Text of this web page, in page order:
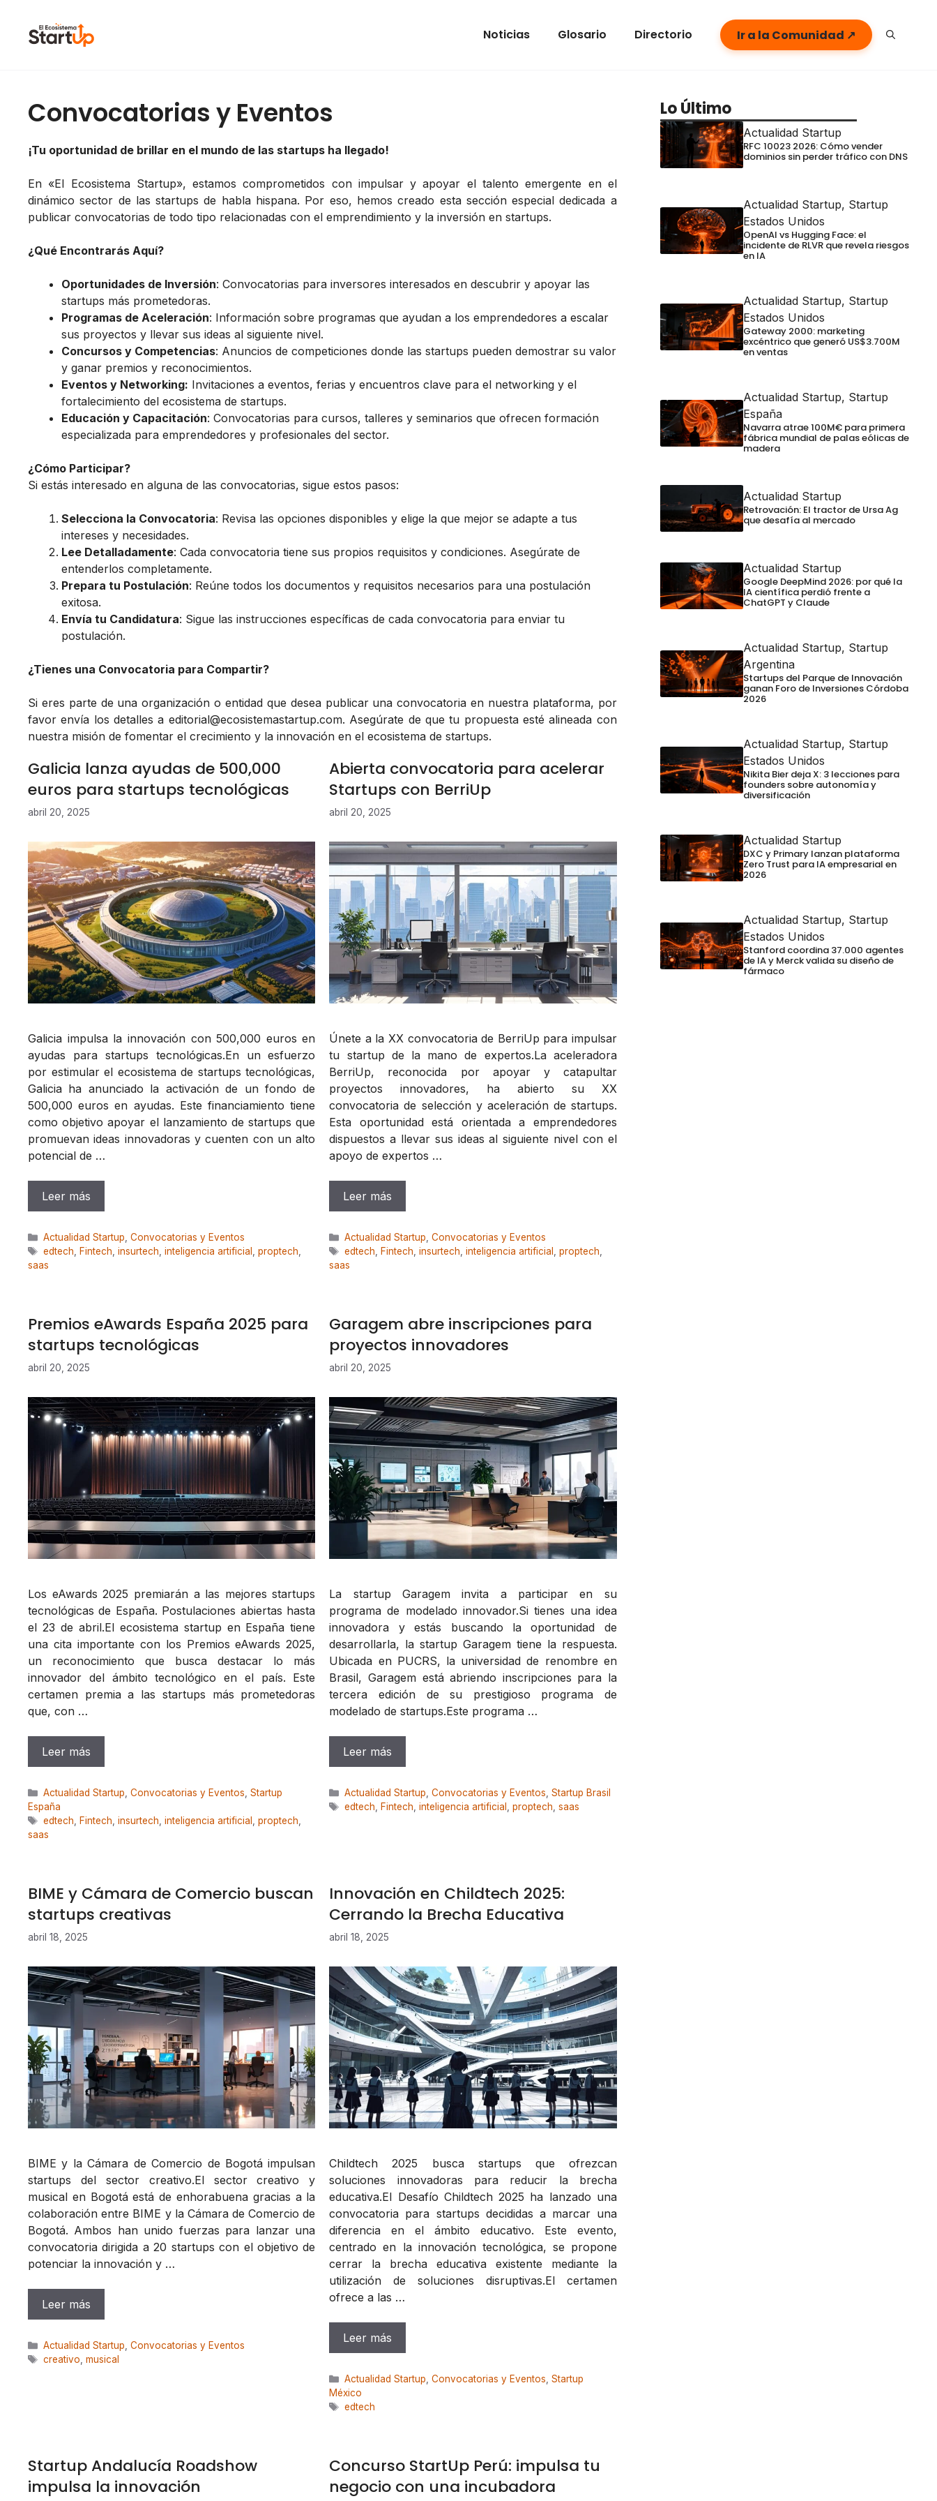
Noticias Glosario Directorio Ir a la Comunidad ↗
Convocatorias y Eventos
¡Tu oportunidad de brillar en el mundo de las startups ha llegado!
En «El Ecosistema Startup», estamos comprometidos con impulsar y apoyar el talento emergente en el
dinámico sector de las startups de habla hispana. Por eso, hemos creado esta sección especial dedicada a
publicar convocatorias de todo tipo relacionadas con el emprendimiento y la inversión en startups.
¿Qué Encontrarás Aquí?
Oportunidades de Inversión: Convocatorias para inversores interesados en descubrir y apoyar las
startups más prometedoras.
Programas de Aceleración: Información sobre programas que ayudan a los emprendedores a escalar
sus proyectos y llevar sus ideas al siguiente nivel.
Concursos y Competencias: Anuncios de competiciones donde las startups pueden demostrar su valor
y ganar premios y reconocimientos.
Eventos y Networking: Invitaciones a eventos, ferias y encuentros clave para el networking y el
fortalecimiento del ecosistema de startups.
Educación y Capacitación: Convocatorias para cursos, talleres y seminarios que ofrecen formación
especializada para emprendedores y profesionales del sector.
¿Cómo Participar?
Si estás interesado en alguna de las convocatorias, sigue estos pasos:
Selecciona la Convocatoria: Revisa las opciones disponibles y elige la que mejor se adapte a tus
intereses y necesidades.
Lee Detalladamente: Cada convocatoria tiene sus propios requisitos y condiciones. Asegúrate de
entenderlos completamente.
Prepara tu Postulación: Reúne todos los documentos y requisitos necesarios para una postulación
exitosa.
Envía tu Candidatura: Sigue las instrucciones específicas de cada convocatoria para enviar tu
postulación.
¿Tienes una Convocatoria para Compartir?
Si eres parte de una organización o entidad que desea publicar una convocatoria en nuestra plataforma, por
favor envía los detalles a editorial@ecosistemastartup.com. Asegúrate de que tu propuesta esté alineada con
nuestra misión de fomentar el crecimiento y la innovación en el ecosistema de startups.
Galicia lanza ayudas de 500,000
euros para startups tecnológicas
abril 20, 2025
Galicia impulsa la innovación con 500,000 euros en
ayudas para startups tecnológicas.En un esfuerzo
por estimular el ecosistema de startups tecnológicas,
Galicia ha anunciado la activación de un fondo de
500,000 euros en ayudas. Este financiamiento tiene
como objetivo apoyar el lanzamiento de startups que
promuevan ideas innovadoras y cuenten con un alto
potencial de …
Leer más
Categorías
Actualidad Startup Convocatorias y Eventos
Etiquetas
edtech Fintech insurtech inteligencia artificial proptech
saas
Abierta convocatoria para acelerar
Startups con BerriUp
abril 20, 2025
Únete a la XX convocatoria de BerriUp para impulsar
tu startup de la mano de expertos.La aceleradora
BerriUp, reconocida por apoyar y catapultar
proyectos innovadores, ha abierto su XX
convocatoria de selección y aceleración de startups.
Esta oportunidad está orientada a emprendedores
dispuestos a llevar sus ideas al siguiente nivel con el
apoyo de expertos …
Leer más
Categorías
Actualidad Startup ,Convocatorias y Eventos
Etiquetas
edtech Fintech ,insurtech ,inteligencia artificial ,proptech
saas
Premios eAwards España 2025 para
startups tecnológicas
abril 20, 2025
Los eAwards 2025 premiarán a las mejores startups
tecnológicas de España. Postulaciones abiertas hasta
el 23 de abril.El ecosistema startup en España tiene
una cita importante con los Premios eAwards 2025,
un reconocimiento que busca destacar lo más
innovador del ámbito tecnológico en el país. Este
certamen premia a las startups más prometedoras
que, con …
Leer más
Categorías
Actualidad Startup Convocatorias y Eventos Startup
España
Etiquetas
edtech Fintech insurtech inteligencia artificial proptech
saas
Garagem abre inscripciones para
proyectos innovadores
abril 20, 2025
La startup Garagem invita a participar en su
programa de modelado innovador.Si tienes una idea
innovadora y estás buscando la oportunidad de
desarrollarla, la startup Garagem tiene la respuesta.
Ubicada en PUCRS, la universidad de renombre en
Brasil, Garagem está abriendo inscripciones para la
tercera edición de su prestigioso programa de
modelado de startups.Este programa …
Leer más
Categorías
Actualidad Startup ,Convocatorias y Eventos ,Startup Brasil
Etiquetas
edtech Fintech ,inteligencia artificial ,proptech ,saas
BIME y Cámara de Comercio buscan
startups creativas
abril 18, 2025
BIME y la Cámara de Comercio de Bogotá impulsan
startups del sector creativo.El sector creativo y
musical en Bogotá está de enhorabuena gracias a la
colaboración entre BIME y la Cámara de Comercio de
Bogotá. Ambos han unido fuerzas para lanzar una
convocatoria dirigida a 20 startups con el objetivo de
potenciar la innovación y …
Leer más
Categorías
Actualidad Startup Convocatorias y Eventos
Etiquetas
creativo musical
Innovación en Childtech 2025:
Cerrando la Brecha Educativa
abril 18, 2025
Childtech 2025 busca startups que ofrezcan
soluciones innovadoras para reducir la brecha
educativa.El Desafío Childtech 2025 ha lanzado una
convocatoria para startups decididas a marcar una
diferencia en el ámbito educativo. Este evento,
centrado en la innovación tecnológica, se propone
cerrar la brecha educativa existente mediante la
utilización de soluciones disruptivas.El certamen
ofrece a las …
Leer más
Categorías
Actualidad Startup ,Convocatorias y Eventos ,Startup
México
Etiquetas
edtech
Startup Andalucía Roadshow
impulsa la innovación
Concurso StartUp Perú: impulsa tu
negocio con una incubadora
Lo Último
Actualidad Startup
RFC 10023 2026: Cómo vender
dominios sin perder tráfico con DNS
Actualidad Startup, Startup
Estados Unidos
OpenAI vs Hugging Face: el
incidente de RLVR que revela riesgos
en IA
Actualidad Startup, Startup
Estados Unidos
Gateway 2000: marketing
excéntrico que generó US$3.700M
en ventas
Actualidad Startup, Startup
España
Navarra atrae 100M€ para primera
fábrica mundial de palas eólicas de
madera
Actualidad Startup
Retrovación: El tractor de Ursa Ag
que desafía al mercado
Actualidad Startup
Google DeepMind 2026: por qué la
IA científica perdió frente a
ChatGPT y Claude
Actualidad Startup, Startup
Argentina
Startups del Parque de Innovación
ganan Foro de Inversiones Córdoba
2026
Actualidad Startup, Startup
Estados Unidos
Nikita Bier deja X: 3 lecciones para
founders sobre autonomía y
diversificación
Actualidad Startup
DXC y Primary lanzan plataforma
Zero Trust para IA empresarial en
2026
Actualidad Startup, Startup
Estados Unidos
Stanford coordina 37.000 agentes
de IA y Merck valida su diseño de
fármaco